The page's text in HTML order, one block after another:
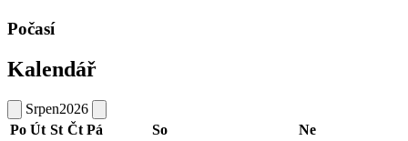
Počasí
Kalendář
Srpen2026
Po Út St Čt Pá So
Ne